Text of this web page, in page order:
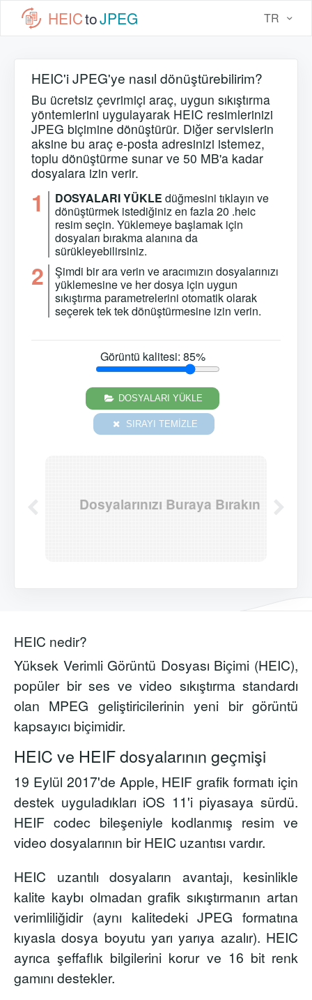
HEICtoJPEG TR
HEIC'i JPEG'ye nasıl dönüştürebilirim?
Bu ücretsiz çevrimiçi araç, uygun sıkıştırma
yöntemlerini uygulayarak HEIC resimlerinizi
JPEG biçimine dönüştürür. Diğer servislerin
aksine bu araç e-posta adresinizi istemez,
toplu dönüştürme sunar ve 50 MB'a kadar
dosyalara izin verir.
1 DOSYALARI YÜKLE düğmesini tıklayın ve
dönüştürmek istediğiniz en fazla 20 .heic
resim seçin. Yüklemeye başlamak için
dosyaları bırakma alanına da
sürükleyebilirsiniz.
2
Şimdi bir ara verin ve aracımızın dosyalarınızı
yüklemesine ve her dosya için uygun
sıkıştırma parametrelerini otomatik olarak
seçerek tek tek dönüştürmesine izin verin.
Görüntü kalitesi: 85%
DOSYALARI YÜKLE
SIRAYI TEMIZLE
Dosyalarınızı Buraya Bırakın
HEIC nedir?
Yüksek Verimli Görüntü Dosyası Biçimi (HEIC),
popüler bir ses ve video sıkıştırma standardı
olan MPEG geliştiricilerinin yeni bir görüntü
kapsayıcı biçimidir.
HEIC ve HEIF dosyalarının geçmişi
19 Eylül 2017'de Apple, HEIF grafik formatı için
destek uyguladıkları iOS 11'i piyasaya sürdü.
HEIF codec bileşeniyle kodlanmış resim ve
video dosyalarının bir HEIC uzantısı vardır.
HEIC uzantılı dosyaların avantajı, kesinlikle
kalite kaybı olmadan grafik sıkıştırmanın artan
verimliliğidir (aynı kalitedeki JPEG formatına
kıyasla dosya boyutu yarı yarıya azalır). HEIC
ayrıca şeffaflık bilgilerini korur ve 16 bit renk
gamını destekler.